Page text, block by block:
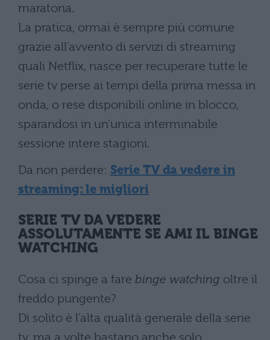
maratona.
La pratica, ormai è sempre più comune
grazie all’avvento di servizi di streaming
quali Netflix, nasce per recuperare tutte le
serie tv perse ai tempi della prima messa in
onda, o rese disponibili online in blocco,
sparandosi in un’unica interminabile
sessione intere stagioni.
Da non perdere: Serie TV da vedere in
streaming: le migliori
SERIE TV DA VEDERE
ASSOLUTAMENTE SE AMI IL BINGE
WATCHING
Cosa ci spinge a fare binge watching oltre il
freddo pungente?
Di solito è l’alta qualità generale della serie
tv, ma a volte bastano anche solo